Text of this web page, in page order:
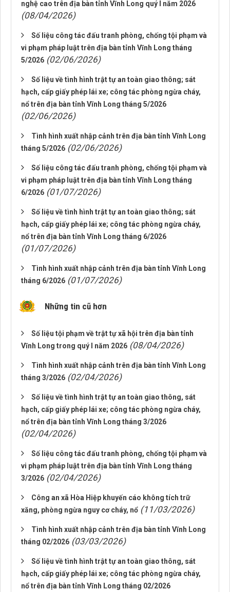
nghệ cao trên địa bàn tỉnh Vĩnh Long quý I năm 2026
(08/04/2026)
Số liệu công tác đấu tranh phòng, chống tội phạm và
vi phạm pháp luật trên địa bàn tỉnh Vĩnh Long tháng
5/2026 (02/06/2026)
Số liệu về tình hình trật tự an toàn giao thông; sát
hạch, cấp giấy phép lái xe; công tác phòng ngừa cháy,
nổ trên địa bàn tỉnh Vĩnh Long tháng 5/2026
(02/06/2026)
Tình hình xuất nhập cảnh trên địa bàn tỉnh Vĩnh Long
tháng 5/2026 (02/06/2026)
Số liệu công tác đấu tranh phòng, chống tội phạm và
vi phạm pháp luật trên địa bàn tỉnh Vĩnh Long tháng
6/2026 (01/07/2026)
Số liệu về tình hình trật tự an toàn giao thông; sát
hạch, cấp giấy phép lái xe; công tác phòng ngừa cháy,
nổ trên địa bàn tỉnh Vĩnh Long tháng 6/2026
(01/07/2026)
Tình hình xuất nhập cảnh trên địa bàn tỉnh Vĩnh Long
tháng 6/2026 (01/07/2026)
Những tin cũ hơn
Số liệu tội phạm về trật tự xã hội trên địa bàn tỉnh
Vĩnh Long trong quý I năm 2026 (08/04/2026)
Tình hình xuất nhập cảnh trên địa bàn tỉnh Vĩnh Long
tháng 3/2026 (02/04/2026)
Số liệu về tình hình trật tự an toàn giao thông, sát
hạch, cấp giấy phép lái xe; công tác phòng ngừa cháy,
nổ trên địa bàn tỉnh Vĩnh Long tháng 3/2026
(02/04/2026)
Số liệu công tác đấu tranh phòng, chống tội phạm và
vi phạm pháp luật trên địa bàn tỉnh Vĩnh Long tháng
3/2026 (02/04/2026)
Công an xã Hòa Hiệp khuyến cáo không tích trữ
xăng, phòng ngừa nguy cơ cháy, nổ (11/03/2026)
Tình hình xuất nhập cảnh trên địa bàn tỉnh Vĩnh Long
tháng 02/2026 (03/03/2026)
Số liệu về tình hình trật tự an toàn giao thông, sát
hạch, cấp giấy phép lái xe; công tác phòng ngừa cháy,
nổ trên địa bàn tỉnh Vĩnh Long tháng 02/2026